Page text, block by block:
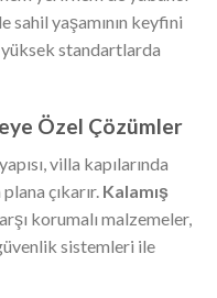
sahil yaşamının keyfini
standartlarda
Özel Çözümler
villa kapılarında
çıkarır. Kalamış
korumalı malzemeler,
sistemleri ile